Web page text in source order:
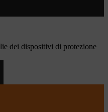
dei dispositivi di protezione